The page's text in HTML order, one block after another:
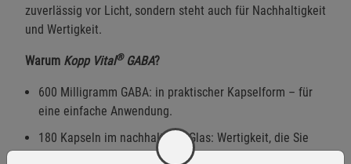
zuverlässig vor Licht, sondern steht auch für Nachhaltigkeit
und Wertigkeit.
Warum Kopp Vital®GABA?
600 Milligramm GABA: in praktischer Kapselform – für
eine einfache Anwendung.
180 Kapseln im nachhaltigen Glas: Wertigkeit, die Sie